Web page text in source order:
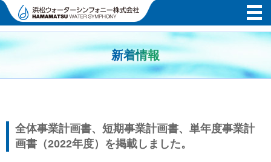
新着情報
全体事業計画書、短期事業計画書、単年度事業計
画書（2022年度）を掲載しました。